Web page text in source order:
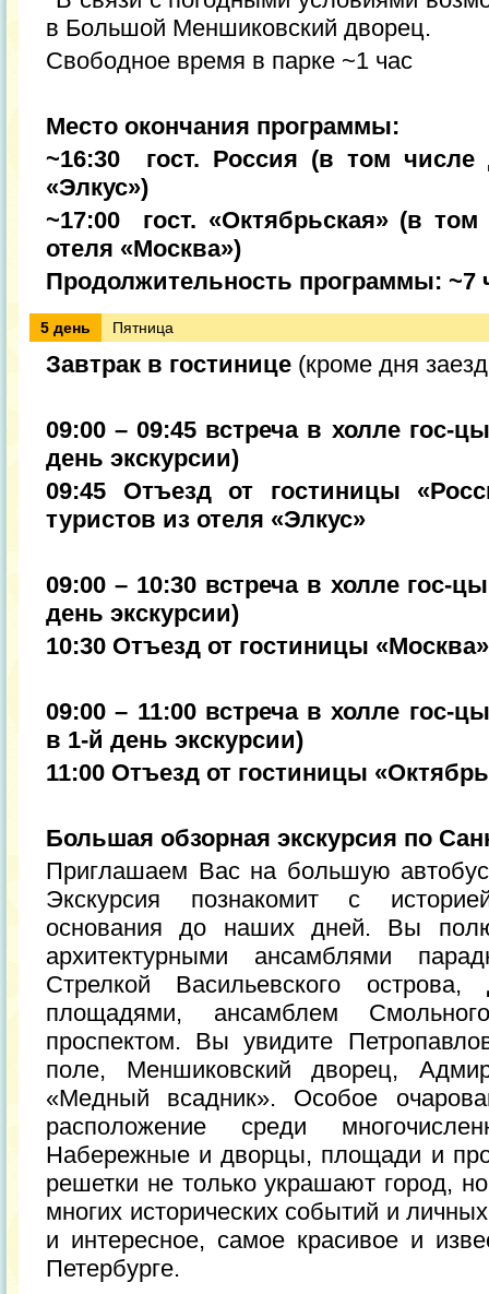
в Большой Меншиковский дворец.
Свободное время в парке ~1 час
Место окончания программы:
~16:30 гост. Россия (в том числе
«Элкус»)
~17:00 гост. «Октябрьская» (в
отеля «Москва»)
Продолжительность программы: ~7
5 день Пятница
Завтрак в гостинице (кроме дня
09:00 – 09:45 встреча в холле гос-
день экскурсии)
09:45 Отъезд от гостиницы
туристов из отеля «Элкус»
09:00 – 10:30 встреча в холле гос-
день экскурсии)
10:30 Отъезд от гостиницы «Москва»
09:00 – 11:00 встреча в холле гос-
в 1-й день экскурсии)
11:00 Отъезд от гостиницы
Большая обзорная экскурсия по
Приглашаем Вас на большую
Экскурсия познакомит с
основания до наших дней. Вы
архитектурными ансамблями
Стрелкой Васильевского
площадями, ансамблем
проспектом. Вы увидите
поле, Меншиковский дворец,
«Медный всадник». Особое
расположение среди
Набережные и дворцы, площади и
решетки не только украшают город,
многих исторических событий и
и интересное, самое красивое и
Петербурге.